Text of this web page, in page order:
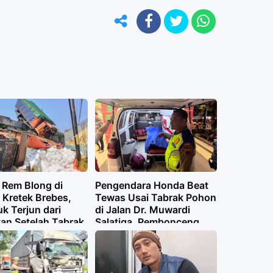
Blong di
Brebes,
Terjun dari
Setelah Tabrak
Pengendara Honda Beat
Tewas Usai Tabrak Pohon
di Jalan Dr. Muwardi
Salatiga, Pembonceng
Alami Patah Kaki